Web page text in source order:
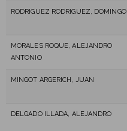
RODRIGUEZ RODRIGUEZ, DOMINGO
MORALES ROQUE, ALEJANDRO
ANTONIO
MINGOT ARGERICH, JUAN
DELGADO ILLADA, ALEJANDRO